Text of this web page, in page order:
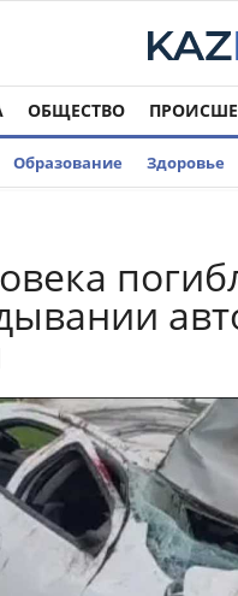
ОБЩЕСТВО
Образование Здоровье